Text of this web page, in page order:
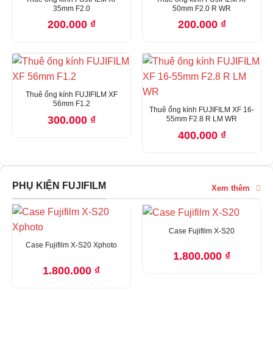
35mm F2.0
200.000 ₫
50mm F2.0 R WR
200.000 ₫
Thuê ống kính FUJIFILM XF
56mm F1.2
300.000 ₫
Thuê ống kính FUJIFILM XF 16-
55mm F2.8 R LM WR
400.000 ₫
PHỤ KIỆN FUJIFILM Xem thêm
Case Fujifilm X-S20 Xphoto
1.800.000 ₫
Case Fujifilm X-S20
1.800.000 ₫